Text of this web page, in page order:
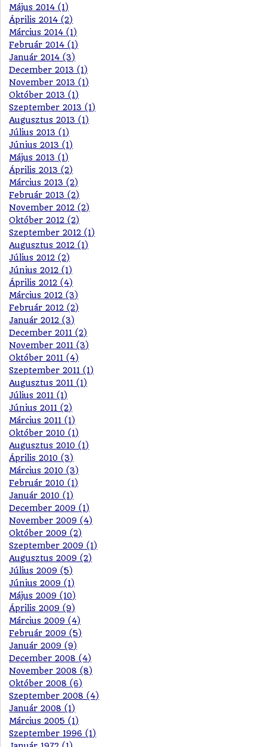
Május 2014 (1)
Április 2014 (2)
Március 2014 (1)
Február 2014 (1)
Január 2014 (3)
December 2013 (1)
November 2013 (1)
Október 2013 (1)
Szeptember 2013 (1)
Augusztus 2013 (1)
Július 2013 (1)
Június 2013 (1)
Május 2013 (1)
Április 2013 (2)
Március 2013 (2)
Február 2013 (2)
November 2012 (2)
Október 2012 (2)
Szeptember 2012 (1)
Augusztus 2012 (1)
Július 2012 (2)
Június 2012 (1)
Április 2012 (4)
Március 2012 (3)
Február 2012 (2)
Január 2012 (3)
December 2011 (2)
November 2011 (3)
Október 2011 (4)
Szeptember 2011 (1)
Augusztus 2011 (1)
Július 2011 (1)
Június 2011 (2)
Március 2011 (1)
Október 2010 (1)
Augusztus 2010 (1)
Április 2010 (3)
Március 2010 (3)
Február 2010 (1)
Január 2010 (1)
December 2009 (1)
November 2009 (4)
Október 2009 (2)
Szeptember 2009 (1)
Augusztus 2009 (2)
Július 2009 (5)
Június 2009 (1)
Május 2009 (10)
Április 2009 (9)
Március 2009 (4)
Február 2009 (5)
Január 2009 (9)
December 2008 (4)
November 2008 (8)
Október 2008 (6)
Szeptember 2008 (4)
Január 2008 (1)
Március 2005 (1)
Szeptember 1996 (1)